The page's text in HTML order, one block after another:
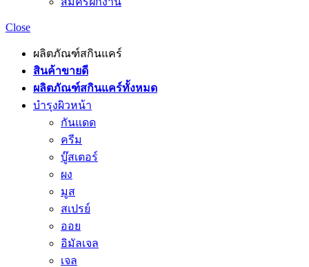
Close
ผลิตภัณฑ์สกินแคร์
สินค้าขายดี
ผลิตภัณฑ์สกินแคร์ทั้งหมด
บำรุงผิวหน้า
กันแดด
ครีม
บู๊สเตอร์
ผง
มูส
สเปรย์
ออย
อิมัลเจล
เจล